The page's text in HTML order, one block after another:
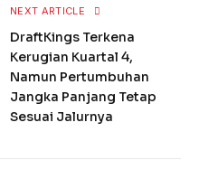
NEXT ARTICLE
DraftKings Terkena
Kerugian Kuartal 4,
Namun Pertumbuhan
Jangka Panjang Tetap
Sesuai Jalurnya